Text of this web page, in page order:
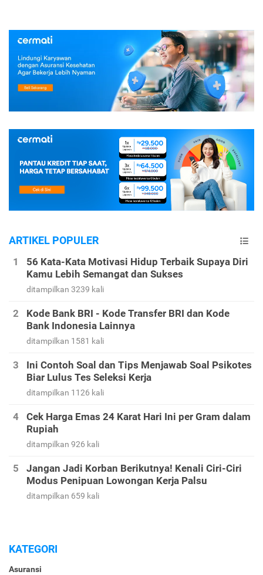
ARTIKEL POPULER
56 Kata-Kata Motivasi Hidup Terbaik Supaya Diri
Kamu Lebih Semangat dan Sukses
ditampilkan 3239 kali
Kode Bank BRI - Kode Transfer BRI dan Kode
Bank Indonesia Lainnya
ditampilkan 1581 kali
Ini Contoh Soal dan Tips Menjawab Soal Psikotes
Biar Lulus Tes Seleksi Kerja
ditampilkan 1126 kali
Cek Harga Emas 24 Karat Hari Ini per Gram dalam
Rupiah
ditampilkan 926 kali
Jangan Jadi Korban Berikutnya! Kenali Ciri-Ciri
Modus Penipuan Lowongan Kerja Palsu
ditampilkan 659 kali
KATEGORI
Asuransi